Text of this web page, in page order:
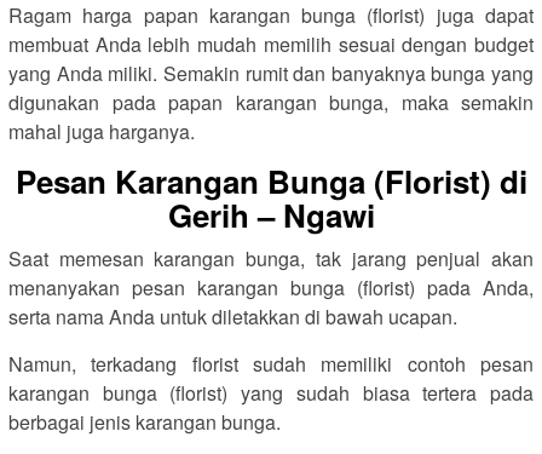
Ragam harga papan karangan bunga (florist) juga dapat
membuat Anda lebih mudah memilih sesuai dengan budget
yang Anda miliki. Semakin rumit dan banyaknya bunga yang
digunakan pada papan karangan bunga, maka semakin
mahal juga harganya.
Pesan Karangan Bunga (Florist) di
Gerih – Ngawi
Saat memesan karangan bunga, tak jarang penjual akan
menanyakan pesan karangan bunga (florist) pada Anda,
serta nama Anda untuk diletakkan di bawah ucapan.
Namun, terkadang florist sudah memiliki contoh pesan
karangan bunga (florist) yang sudah biasa tertera pada
berbagai jenis karangan bunga.